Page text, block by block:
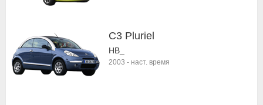
C3 Pluriel
HB_
2003 - наст. время